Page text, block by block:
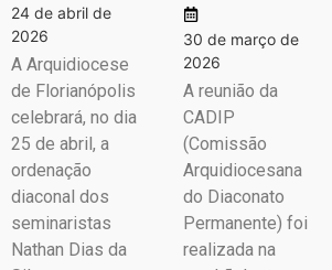
24 de abril de
2026
A Arquidiocese
de Florianópolis
celebrará, no dia
25 de abril, a
ordenação
diaconal dos
seminaristas
Nathan Dias da
30 de março de
2026
A reunião da
CADIP
(Comissão
Arquidiocesana
do Diaconato
Permanente) foi
realizada na